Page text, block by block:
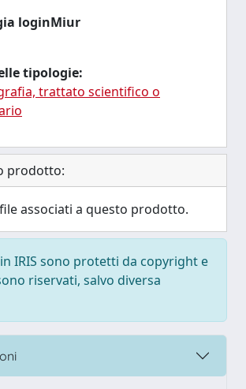
loginMiur
tipologie:
trattato scientifico o
prodotto:
associati a questo prodotto.
IRIS sono protetti da copyright e
riservati, salvo diversa